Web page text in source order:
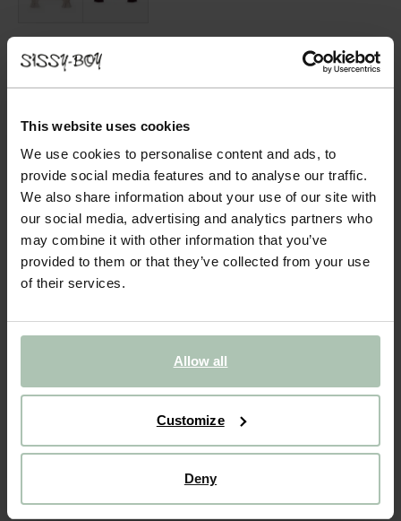
This website uses cookies
We use cookies to personalise content and ads, to
provide social media features and to analyse our traffic.
We also share information about your use of our site with
our social media, advertising and analytics partners who
may combine it with other information that you’ve
provided to them or that they’ve collected from your use
of their services.
Allow all
Customize
Deny
Choisissez votre taille
XS S M L XL
VOIR LE STOCK EN MAGASIN
Livraison gratuite en magasin
régulière, des manches longues, un col montant et un
élastique avec des volants au niveau du col et des manches.
Le t-shirt est également doté de fil lurex pour un subtil effet
pailleté. Composition : 80% coton, 10% polyester, 10%